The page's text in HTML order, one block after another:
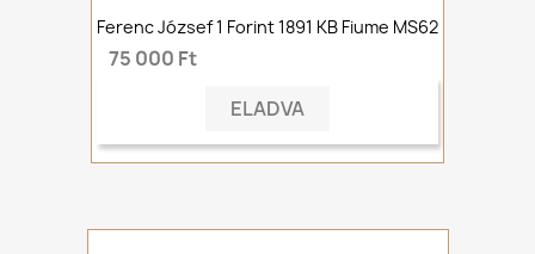
Ferenc József 1 Forint 1891 KB Fiume MS62
75 000 Ft
ELADVA